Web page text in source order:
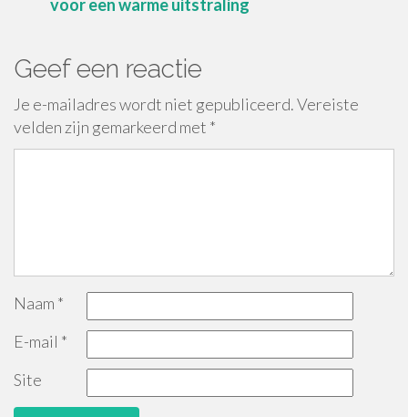
voor een warme uitstraling
Geef een reactie
Je e-mailadres wordt niet gepubliceerd.Vereiste
velden zijn gemarkeerd met *
Naam *
E-mail *
Site